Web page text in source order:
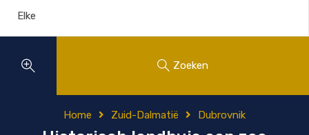
Zoeken
Home Zuid-Dalmatië Dubrovnik